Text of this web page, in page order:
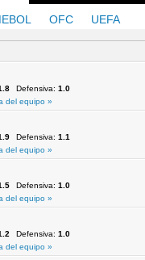
OFC UEFA
Defensiva: 1.0
del equipo »
Defensiva: 1.1
del equipo »
Defensiva: 1.0
del equipo »
Defensiva: 1.0
del equipo »